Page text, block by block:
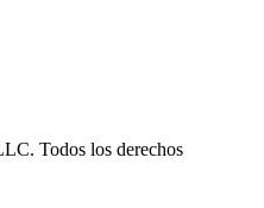
Todos los derechos